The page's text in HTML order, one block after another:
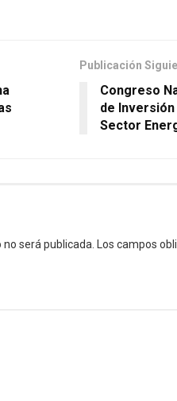
Publicación
Congreso
de
Sector
será publicada. Los campos